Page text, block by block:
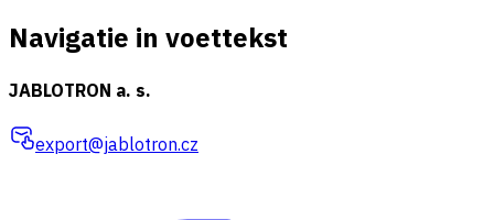
Navigatie in voettekst
JABLOTRON a. s.
export@jablotron.cz